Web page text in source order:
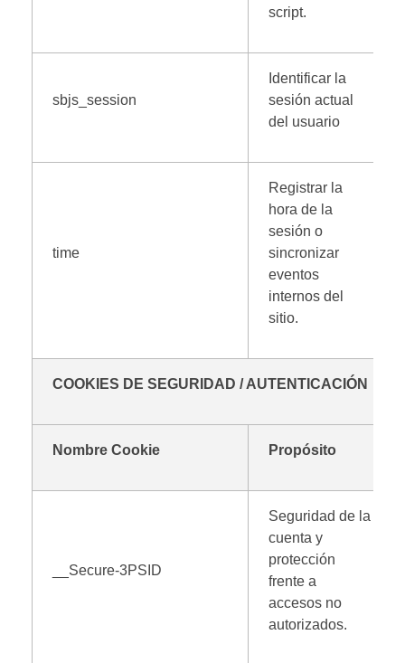
script.
sbjs_session
Identificar la
sesión actual
del usuario
time
Registrar la
hora de la
sesión o
sincronizar
eventos
internos del
sitio.
COOKIES DE SEGURIDAD / AUTENTICACIÓN
Nombre Cookie Propósito
__Secure-3PSID
Seguridad de la
cuenta y
protección
frente a
accesos no
autorizados.